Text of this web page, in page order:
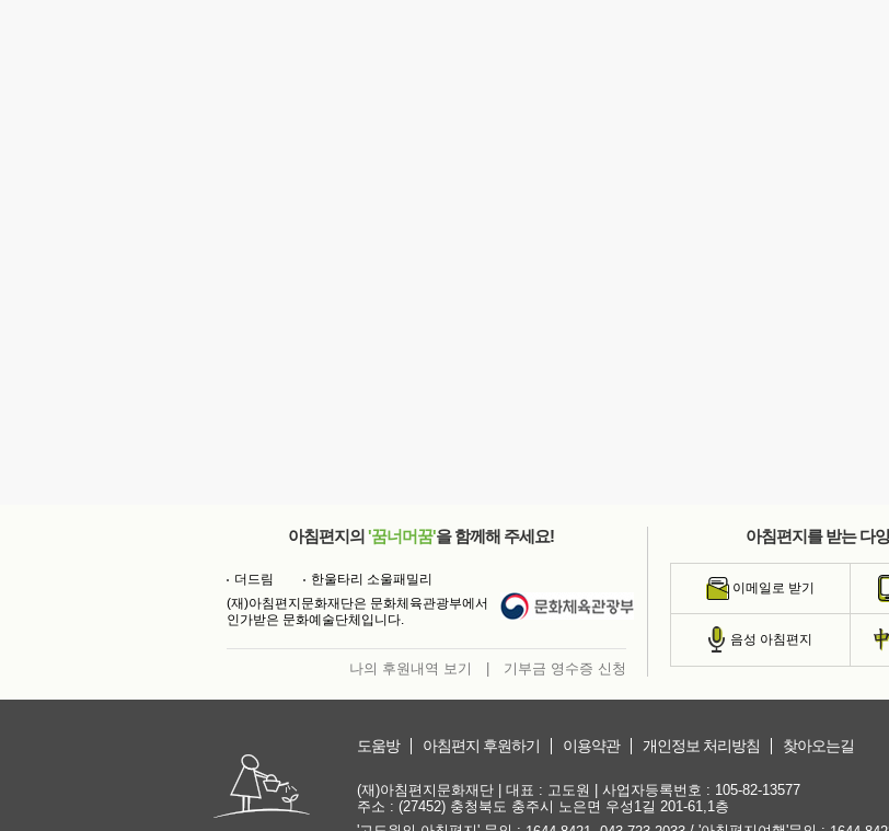
아침편지의 '꿈너머꿈'을 함께해 주세요!
더드림
한울타리 소울패밀리
(재)아침편지문화재단은 문화체육관광부에서
인가받은 문화예술단체입니다.
나의 후원내역 보기 기부금 영수증 신청
아침편지를 받는 다
이메일로 받기
음성 아침편지
도움방 아침편지 후원하기 이용약관 개인정보 처리방침 찾아오는길
(재)아침편지문화재단 | 대표 : 고도원 | 사업자등록번호 : 105-82-13577
주소 : (27452) 충청북도 충주시 노은면 우성1길 201-61,1층